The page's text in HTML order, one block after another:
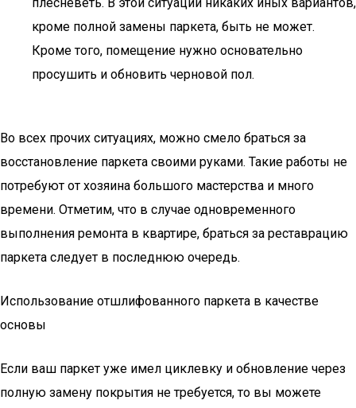
кроме полной замены паркета, быть не может.
Кроме того, помещение нужно основательно
просушить и обновить черновой пол.
Во всех прочих ситуациях, можно смело браться за
восстановление паркета своими руками. Такие работы не
потребуют от хозяина большого мастерства и много
времени. Отметим, что в случае одновременного
выполнения ремонта в квартире, браться за реставрацию
паркета следует в последнюю очередь.
Использование отшлифованного паркета в качестве
основы
Если ваш паркет уже имел циклевку и обновление через
полную замену покрытия не требуется, то вы можете